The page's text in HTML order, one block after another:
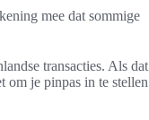
mee dat sommige
transacties. Als dat
om je pinpas in te stellen